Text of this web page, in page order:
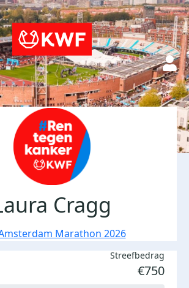
Cragg
Marathon 2026
Streefbedrag
€750